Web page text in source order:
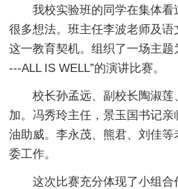
我校实验班的同学在集体看
很多想法。班主任李波老师及语
这一教育契机。组织了一场主题
---ALL IS WELL”的演讲比赛。
校长孙孟远、副校长陶淑莲
加。冯秀玲主任，景玉国书记
油助威。李永茂、熊君、刘佳
委工作。
这次比赛充分体现了小组合